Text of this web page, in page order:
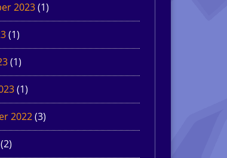
2023(1)
(1)
(1)
(1)
2022(3)